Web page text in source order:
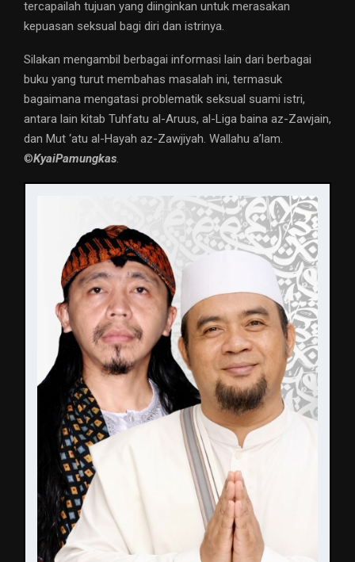
tercapailah tujuan yang diinginkan untuk merasakan
kepuasan seksual bagi diri dan istrinya.
Silakan mengambil berbagai informasi lain dari berbagai
buku yang turut membahas masalah ini, termasuk
bagaimana mengatasi problematik seksual suami istri,
antara lain kitab Tuhfatu al-Aruus, al-Liga baina az-Zawjain,
dan Mut ‘atu al-Hayah az-Zawjiyah. Wallahu a’lam.
©️KyaiPamungkas.